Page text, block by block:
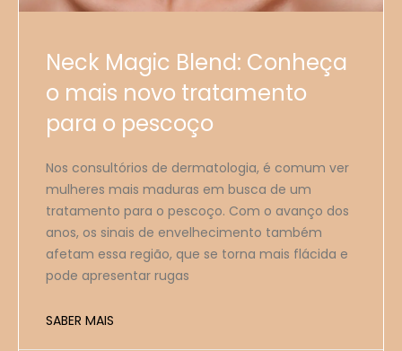
Neck Magic Blend: Conheça
o mais novo tratamento
para o pescoço
Nos consultórios de dermatologia, é comum ver
mulheres mais maduras em busca de um
tratamento para o pescoço. Com o avanço dos
anos, os sinais de envelhecimento também
afetam essa região, que se torna mais flácida e
pode apresentar rugas
SABER MAIS